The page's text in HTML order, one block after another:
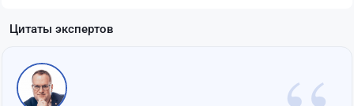
Цитаты экспертов